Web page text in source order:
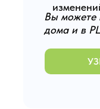
Вы можете
дома и в